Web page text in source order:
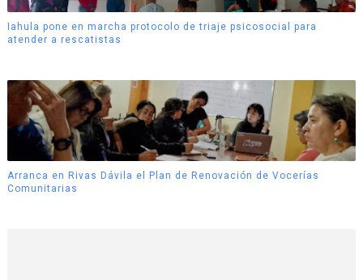
Iahula pone en marcha protocolo de triaje psicosocial para
atender a rescatistas
Arranca en Rivas Dávila el Plan de Renovación de Vocerías
Comunitarias